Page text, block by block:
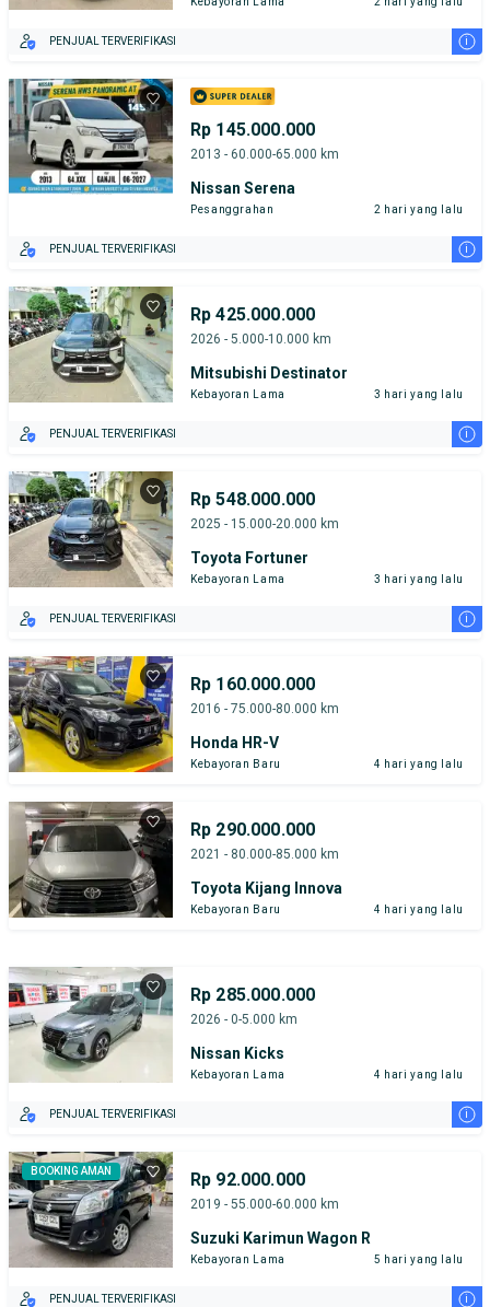
PENJUAL TERVERIFIKASI i
Rp 145.000.000
2013 - 60.000-65.000 km
Nissan Serena
Pesanggrahan 2 hari yang lalu
PENJUAL TERVERIFIKASI i
Rp 425.000.000
2026 - 5.000-10.000 km
Mitsubishi Destinator
Kebayoran Lama 3 hari yang lalu
PENJUAL TERVERIFIKASI i
Rp 548.000.000
2025 - 15.000-20.000 km
Toyota Fortuner
Kebayoran Lama 3 hari yang lalu
PENJUAL TERVERIFIKASI i
Rp 160.000.000
2016 - 75.000-80.000 km
Honda HR-V
Kebayoran Baru 4 hari yang lalu
Rp 290.000.000
2021 - 80.000-85.000 km
Toyota Kijang Innova
Kebayoran Baru 4 hari yang lalu
Rp 285.000.000
2026 - 0-5.000 km
Nissan Kicks
Kebayoran Lama 4 hari yang lalu
PENJUAL TERVERIFIKASI i
BOOKING AMAN Rp 92.000.000
2019 - 55.000-60.000 km
Suzuki Karimun Wagon R
Kebayoran Lama 5 hari yang lalu
PENJUAL TERVERIFIKASI i